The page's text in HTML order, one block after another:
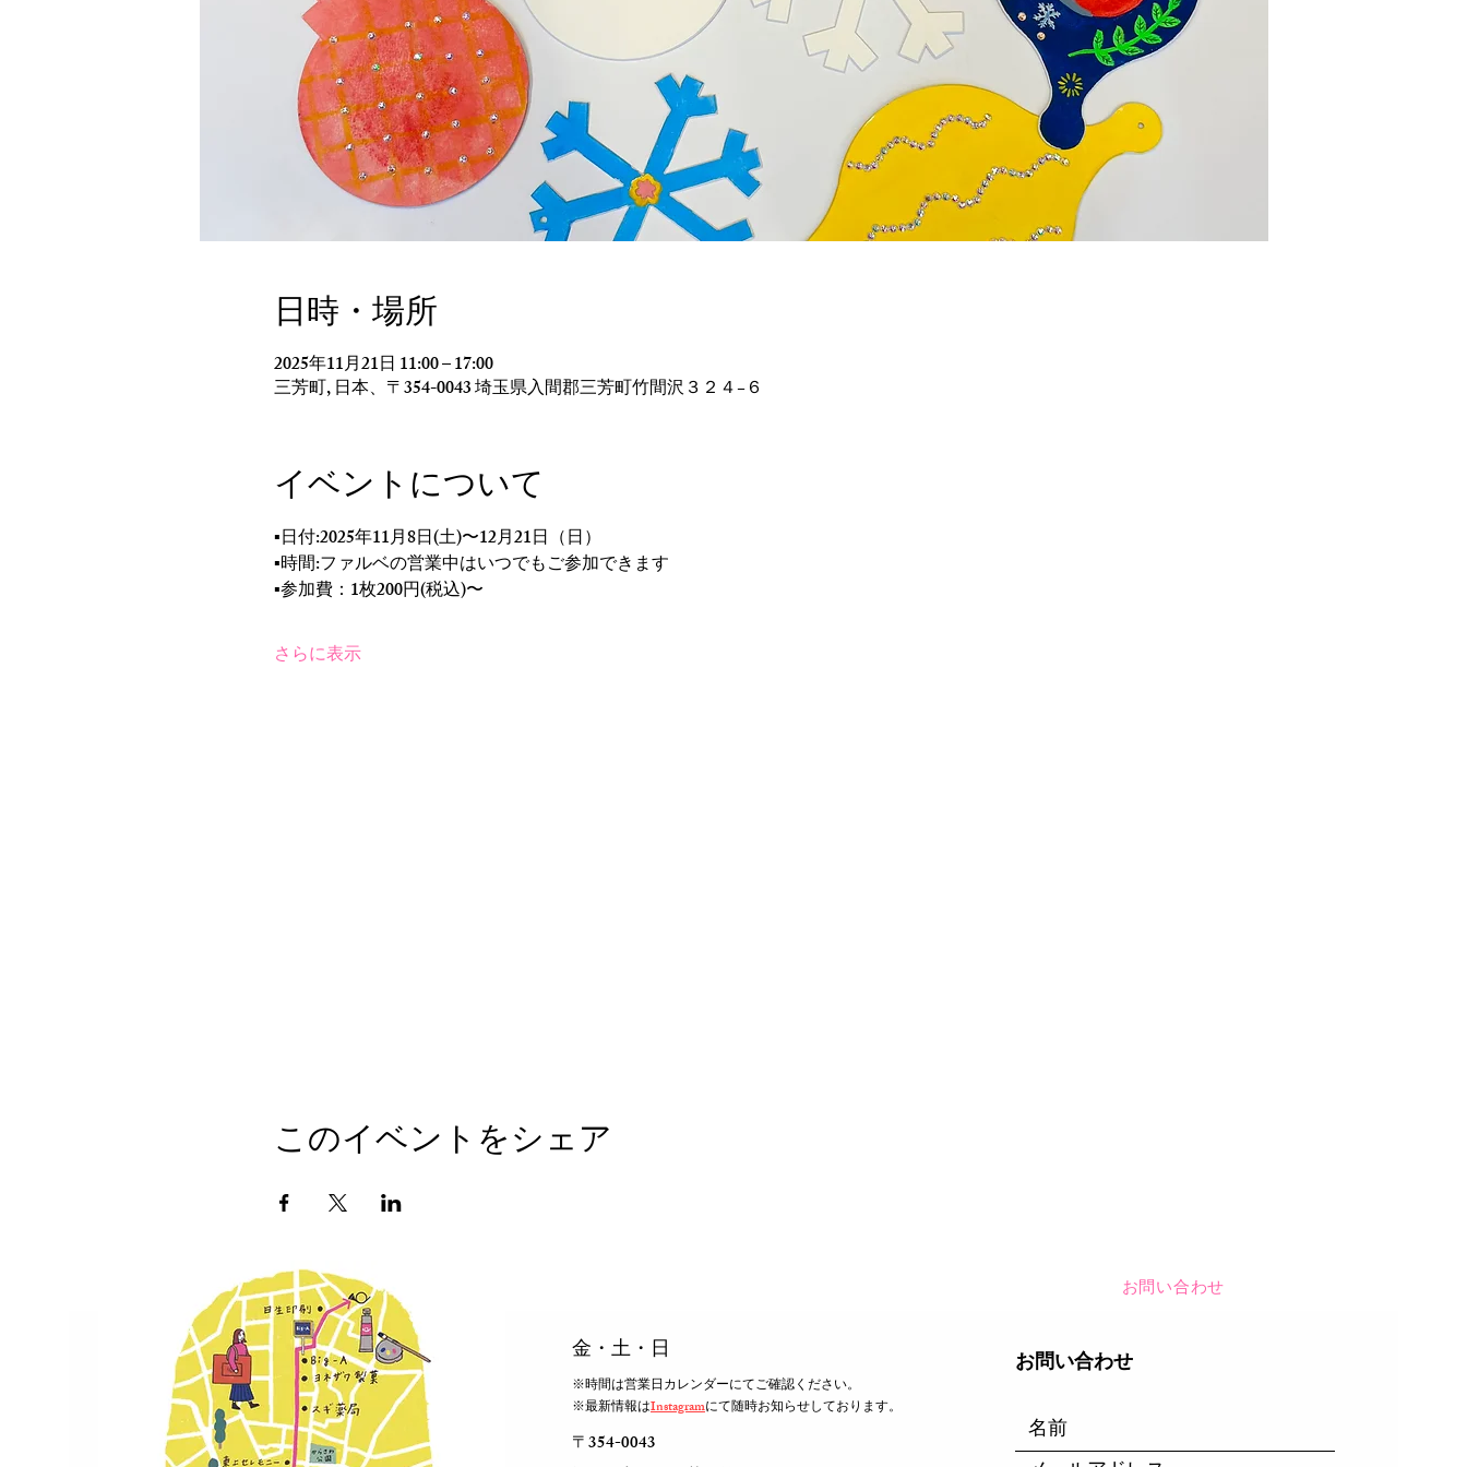
日時・場所
2025年11月21日 11:00 – 17:00
三芳町, 日本、〒354-0043 埼玉県入間郡三芳町竹間沢３２４−６
イベントについて
▪️日付:2025年11月8日(土)〜12月21日（日）
▪️時間:ファルベの営業中はいつでもご参加できます
▪️参加費：1枚200円(税込)〜
さらに表示
このイベントをシェア
お問い合わせ
​金・土・日
※時間は営業日カレンダーにてご確認ください。
※最新情報はInstagramにて随時お知らせしております。
〒354-0043
​お問い合わせ